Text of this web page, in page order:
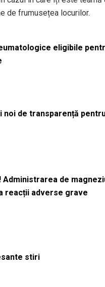
de frumusețea locurilor.
eligibile
noi de transparență
Administrarea de
reacții adverse grave
stiri